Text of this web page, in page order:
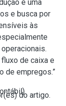
é uma
e busca por
às
de caixa e
de empregos.”
)
do artigo.